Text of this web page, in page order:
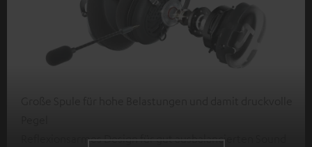
Reflexionsarmes Design für gut ausbalancierten Sound